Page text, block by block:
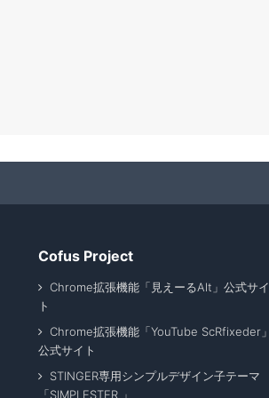
Cofus Project
Chrome拡張機能「見えーるAlt」公式サイ
ト
Chrome拡張機能「YouTube ScRfixeder」
公式サイト
STINGER専用シンプルデザイン子テーマ
「SIMPLESTER 」